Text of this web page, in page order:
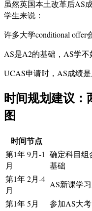
虽然英国本土改革后AS
学生来说：
许多大学conditional offer
AS是A2的基础，AS学
UCAS申请时，AS成绩
时间规划建议：
图
时间节点
第1年 9月-1
月
确定科目组
基础
第1年 2月-4
月
AS新课学
第1年 5月
参加AS大